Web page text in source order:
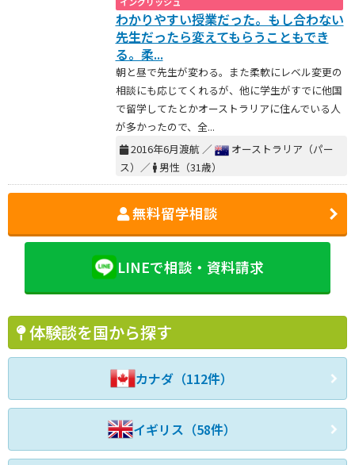
わかりやすい授業だった。もし合わない
先生だったら変えてもらうこともでき
る。柔...
朝と昼で先生が変わる。また柔軟にレベル変更の
相談にも応じてくれるが、他に学生がすでに他国
で留学してたとかオーストラリアに住んでいる人
が多かったので、全...
2016年6月渡航 ／
オーストラリア（パー
ス）／ 男性（31歳）
無料留学相談
LINEで相談・資料請求
体験談を国から探す
カナダ（112件）
イギリス（58件）